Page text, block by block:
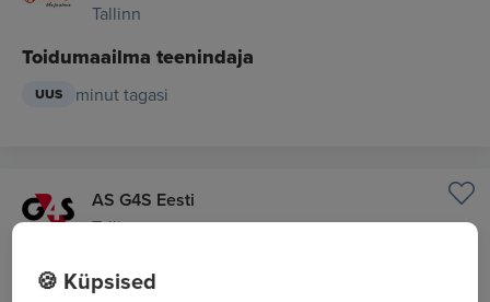
Tallinn
Toidumaailma teenindaja
UUS minut tagasi
AS G4S Eesti
Tallinn
Hooldusjuht
🍪 Küpsised